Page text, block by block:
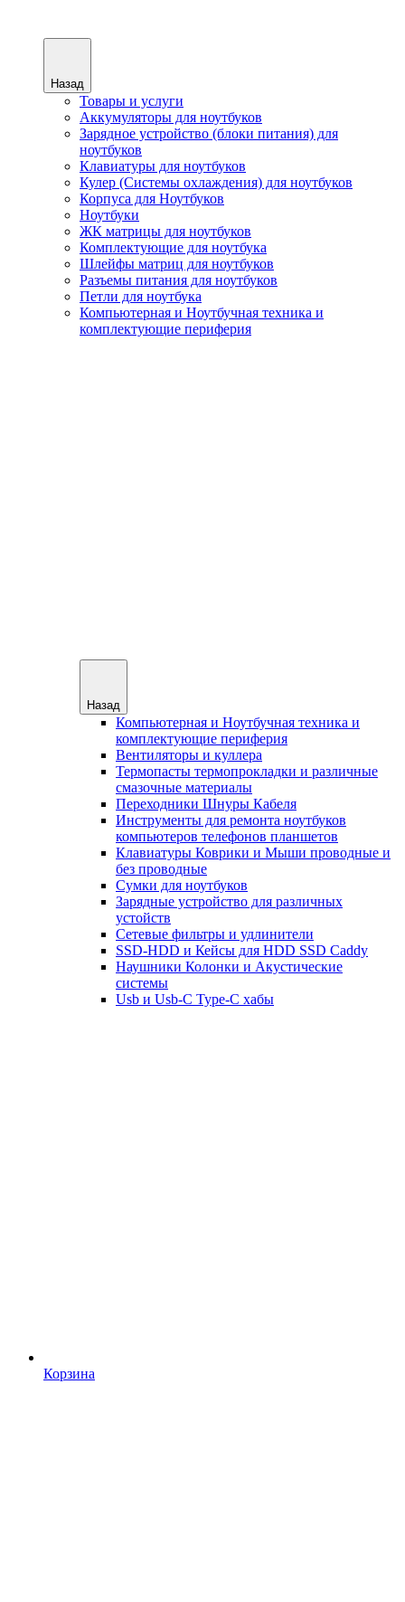
Назад
Товары и услуги
Аккумуляторы для ноутбуков
Зарядное устройство (блоки питания) для
ноутбуков
Клавиатуры для ноутбуков
Кулер (Системы охлаждения) для ноутбуков
Корпуса для Ноутбуков
Ноутбуки
ЖК матрицы для ноутбуков
Комплектующие для ноутбука
Шлейфы матриц для ноутбуков
Разъемы питания для ноутбуков
Петли для ноутбука
Компьютерная и Ноутбучная техника и
комплектующие периферия
Назад
Компьютерная и Ноутбучная техника и
комплектующие периферия
Вентиляторы и куллера
Термопасты термопрокладки и различные
смазочные материалы
Переходники Шнуры Кабеля
Инструменты для ремонта ноутбуков
компьютеров телефонов планшетов
Клавиатуры Коврики и Мыши проводные и
без проводные
Сумки для ноутбуков
Зарядные устройство для различных
устойств
Сетевые фильтры и удлинители
SSD-HDD и Кейсы для HDD SSD Caddy
Наушники Колонки и Акустические
системы
Usb и Usb-C Type-C хабы
Корзина